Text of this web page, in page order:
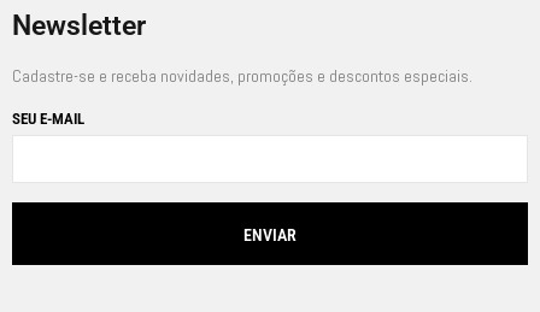
Newsletter
Cadastre-se e receba novidades, promoções e descontos especiais.
SEU E-MAIL